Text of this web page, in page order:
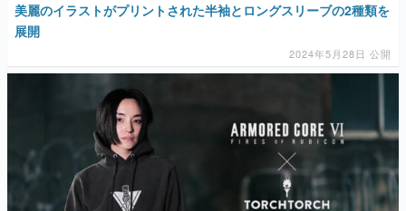
美麗のイラストがプリントされた半袖とロングスリーブの2種類を
展開
2024年5月28日 公開